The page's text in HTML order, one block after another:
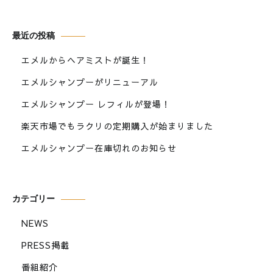
ン
最近の投稿
エメルからヘアミストが誕生！
エメルシャンプーがリニューアル
エメルシャンプー レフィルが登場！
楽天市場でもラクリの定期購入が始まりました
エメルシャンプー在庫切れのお知らせ
カテゴリー
NEWS
PRESS掲載
番組紹介